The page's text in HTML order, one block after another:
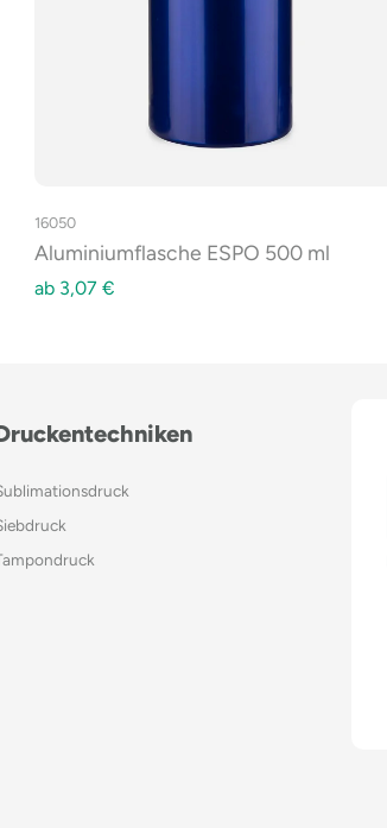
16050
Aluminiumflasche ESPO 500 ml
ab 3,07 €